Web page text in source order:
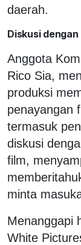
daerah.
Diskusi
Anggota
Rico Sia,
produksi
penayangan
termasuk
diskusi
film,
minta
Menanggapi
White